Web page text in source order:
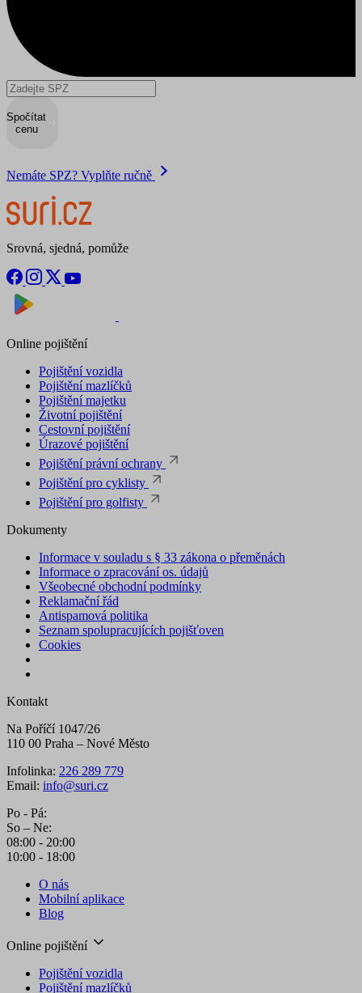
Spočítat
cenu
Nemáte SPZ? Vyplňte ručně
Srovná, sjedná, pomůže
Online pojištění
Pojištění vozidla
Pojištění mazlíčků
Pojištění majetku
Životní pojištění
Cestovní pojištění
Úrazové pojištění
Pojištění právní ochrany
Pojištění pro cyklisty
Pojištění pro golfisty
Dokumenty
Informace v souladu s § 33 zákona o přeměnách
Informace o zpracování os. údajů
Všeobecné obchodní podmínky
Reklamační řád
Antispamová politika
Seznam spolupracujících pojišťoven
Cookies
Kontakt
Na Poříčí 1047/26
110 00 Praha – Nové Město
Infolinka: 226 289 779
Email: info@suri.cz
Po - Pá:
So – Ne:
08:00 - 20:00
10:00 - 18:00
O nás
Mobilní aplikace
Blog
Online pojištění
Pojištění vozidla
Pojištění mazlíčků